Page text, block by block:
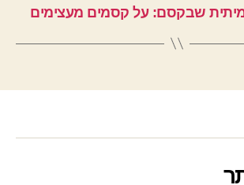
שבקסם: על קסמים מעצימים